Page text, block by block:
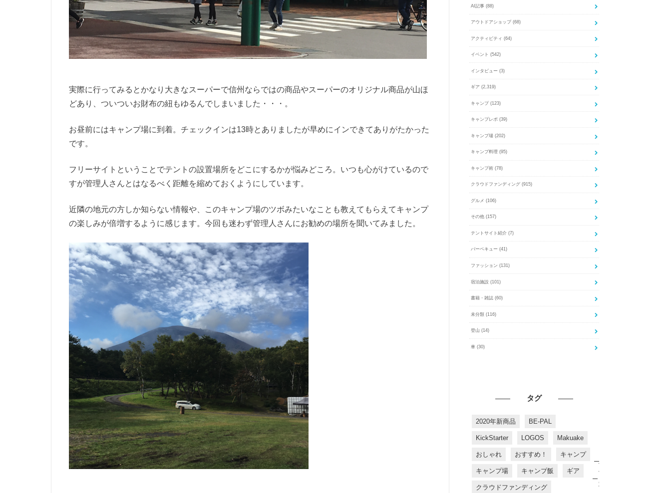
実際に行ってみるとかなり大きなスーパーで信州ならではの商品やスーパーのオリジナル商品が山ほ
どあり、ついついお財布の紐もゆるんでしまいました・・・。
お昼前にはキャンプ場に到着。チェックインは13時とありましたが早めにインできてありがたかった
です。
フリーサイトということでテントの設置場所をどこにするかが悩みどころ。いつも心がけているので
すが管理人さんとはなるべく距離を縮めておくようにしています。
近隣の地元の方しか知らない情報や、このキャンプ場のツボみたいなことも教えてもらえてキャンプ
の楽しみが倍増するように感じます。今回も迷わず管理人さんにお勧めの場所を聞いてみました。
AI記事 (88)
アウトドアショップ (68)
アクティビティ (64)
イベント (542)
インタビュー (3)
ギア (2,319)
キャンプ (123)
キャンプレポ (39)
キャンプ場 (202)
キャンプ料理 (95)
キャンプ術 (78)
クラウドファンディング (915)
グルメ (106)
その他 (157)
テントサイト紹介 (7)
バーベキュー (41)
ファッション (131)
宿泊施設 (101)
書籍・雑誌 (60)
未分類 (116)
登山 (14)
車 (30)
タグ
2020年新商品 BE-PAL
KickStarter LOGOS Makuake
おしゃれ おすすめ！ キャンプ
キャンプ場 キャンプ飯 ギア
クラウドファンディング
す
す
め
商